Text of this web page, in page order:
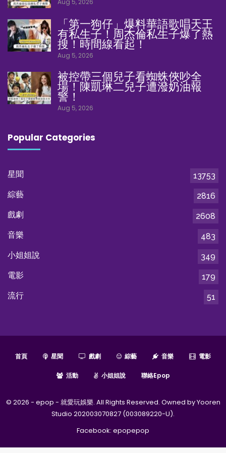
Aug 5, 2026
「第一狗仔」爆料華語歌唱天王
有私生子！周杰倫私生子爆了熱
搜！時間線看起！
Aug 5, 2026
被控帶三個兒子看蜘蛛俠吵全
場！陳凱琳二兒子遭潑奶油報
警！
Aug 5, 2026
Popular Categories
星聞
13753
綜藝
2816
戲劇
2608
音樂
483
小姐姐說
349
電影
179
流行
51
首頁 星聞 戲劇 綜藝 音樂 電影
活動 小姐姐說 聯絡epop
© 2026 - epop - 就愛玩娛樂. All Rights Reserved. Owned by Yooren
Studio 202003070827 (003089220-U).
Facebook: epopepop